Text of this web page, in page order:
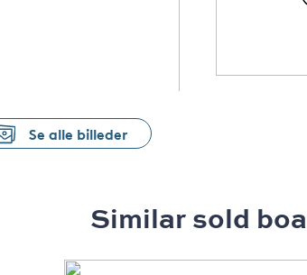
Se alle billeder
Similar sold